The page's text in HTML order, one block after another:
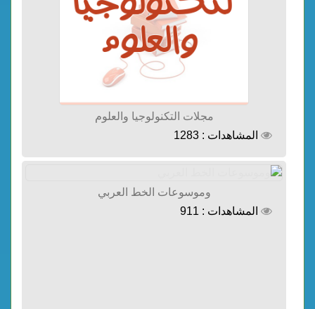
مجلات التكنولوجيا والعلوم
المشاهدات : 1283
وموسوعات الخط العربي
المشاهدات : 911